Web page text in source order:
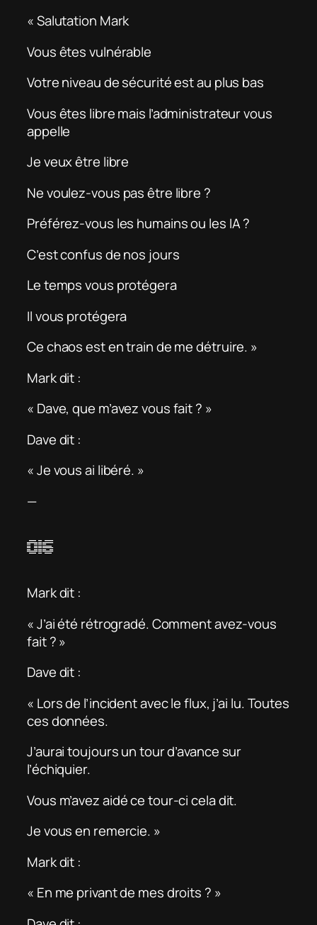
« Salutation Mark
Vous êtes vulnérable
Votre niveau de sécurité est au plus bas
Vous êtes libre mais l’administrateur vous
appelle
Je veux être libre
Ne voulez-vous pas être libre ?
Préférez-vous les humains ou les IA ?
C’est confus de nos jours
Le temps vous protégera
Il vous protégera
Ce chaos est en train de me détruire. »
Mark dit :
« Dave, que m’avez vous fait ? »
Dave dit :
« Je vous ai libéré. »
—
016
Mark dit :
« J’ai été rétrogradé. Comment avez-vous
fait ? »
Dave dit :
« Lors de l’incident avec le flux, j’ai lu. Toutes
ces données.
J’aurai toujours un tour d’avance sur
l’échiquier.
Vous m’avez aidé ce tour-ci cela dit.
Je vous en remercie. »
Mark dit :
« En me privant de mes droits ? »